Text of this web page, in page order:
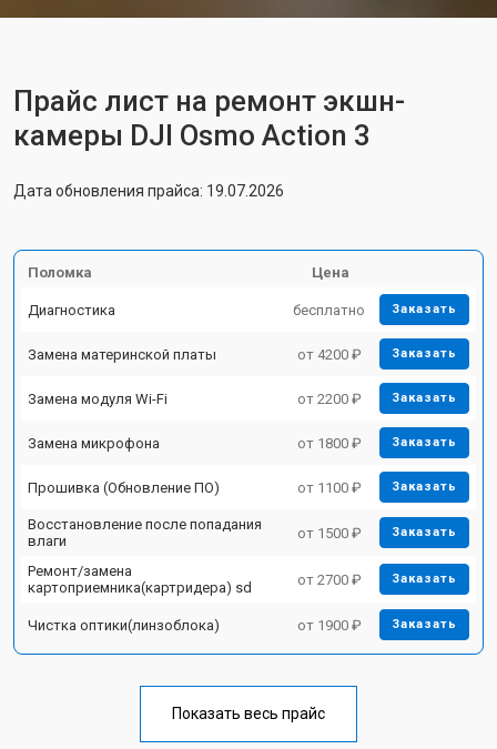
Прайс лист на ремонт экшн-
камеры DJI Osmo Action 3
Дата обновления прайса: 19.07.2026
Поломка Цена
Диагностика бесплатно Заказать
Замена материнской платы от 4200 ₽ Заказать
Замена модуля Wi-Fi от 2200 ₽ Заказать
Замена микрофона от 1800 ₽ Заказать
Прошивка (Обновление ПО) от 1100 ₽ Заказать
Восстановление после попадания
влаги
от 1500 ₽ Заказать
Ремонт/замена
картоприемника(картридера) sd
от 2700 ₽ Заказать
Чистка оптики(линзоблока) от 1900 ₽ Заказать
Показать весь прайс